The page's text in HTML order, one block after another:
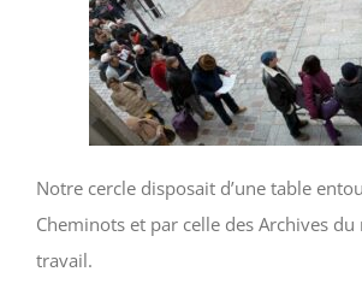
Notre cercle disposait d’une table
Cheminots et par celle des Archives
travail.